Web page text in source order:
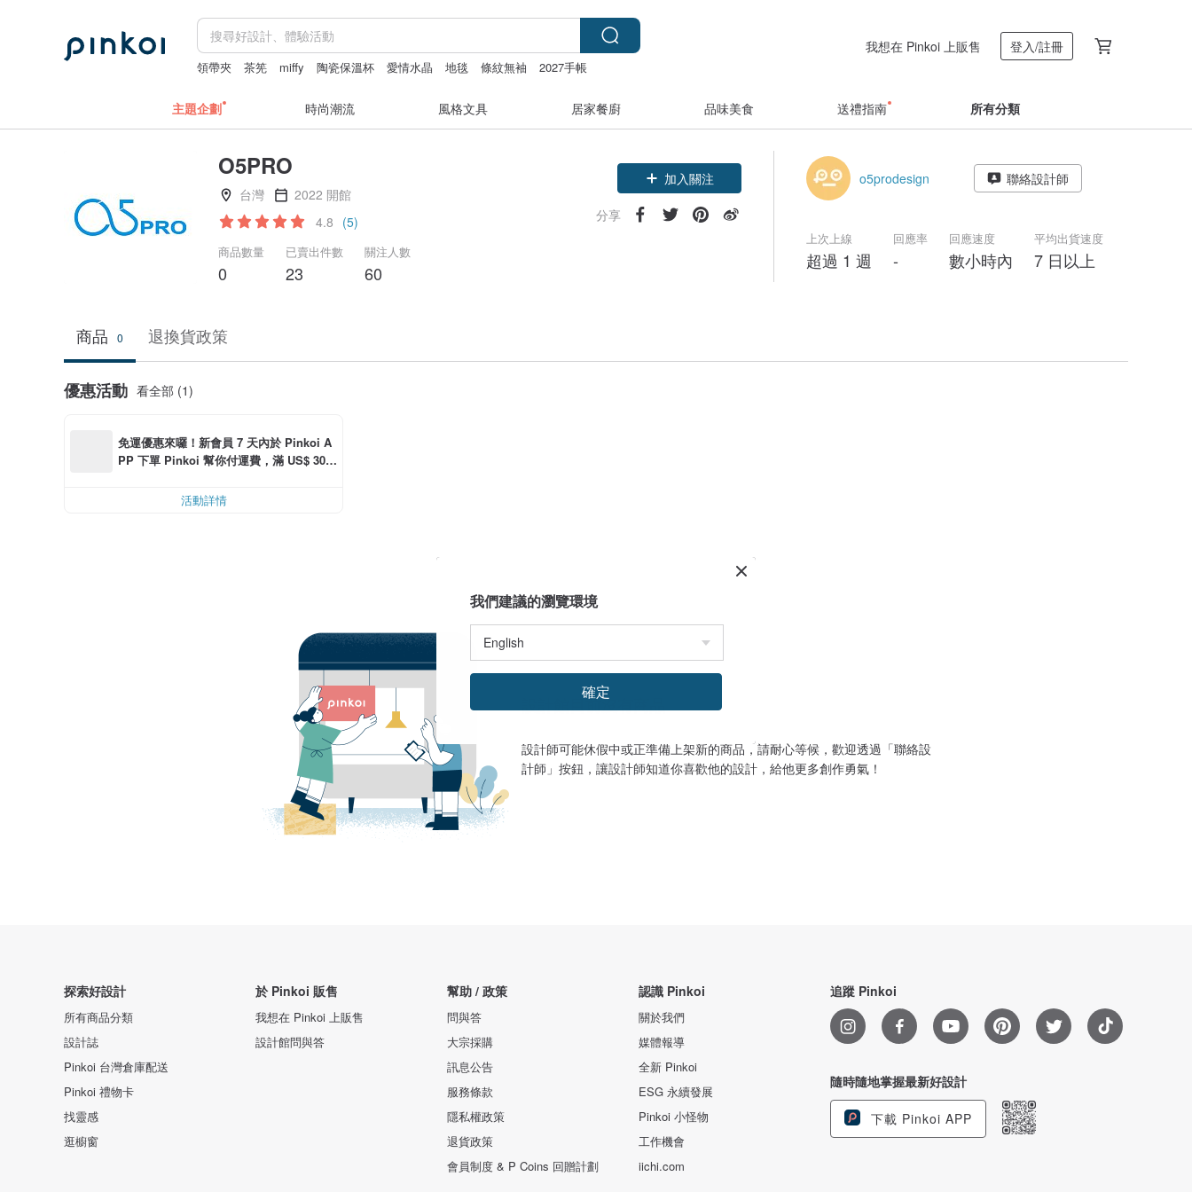
領帶夾 茶筅 miffy 陶瓷保溫杯 愛情水晶 地毯 條紋無袖 2027手帳
我想在 Pinkoi 上販售 登入/註冊
主題企劃 時尚潮流 風格文具 居家餐廚 品味美食 送禮指南 所有分類
O5PRO
台灣
2022 開館
4.8 (5)
商品數量
0
已賣出件數
23
關注人數
60
加入關注
分享
o5prodesign 聯絡設計師
上次上線
超過 1 週
回應率
-
回應速度
數小時內
平均出貨速度
7 日以上
商品 0 退換貨政策
優惠活動 看全部 (1)
免運優惠來囉！新會員 7 天內於 Pinkoi A
PP 下單 Pinkoi 幫你付運費，滿 US$ 30.0
活動詳情
設計館目前沒有商品
設計師可能休假中或正準備上架新的商品，請耐心等候，歡迎透過「聯絡設
計師」按鈕，讓設計師知道你喜歡他的設計，給他更多創作勇氣！
探索好設計
所有商品分類
設計誌
Pinkoi 台灣倉庫配送
Pinkoi 禮物卡
找靈感
逛櫥窗
於 Pinkoi 販售
我想在 Pinkoi 上販售
設計館問與答
幫助 / 政策
問與答
大宗採購
訊息公告
服務條款
隱私權政策
退貨政策
會員制度 & P Coins 回贈計劃
認識 Pinkoi
關於我們
媒體報導
全新 Pinkoi
ESG 永續發展
Pinkoi 小怪物
工作機會
iichi.com
追蹤 Pinkoi
隨時隨地掌握最新好設計
下載 Pinkoi APP
我們建議的瀏覽環境
確定